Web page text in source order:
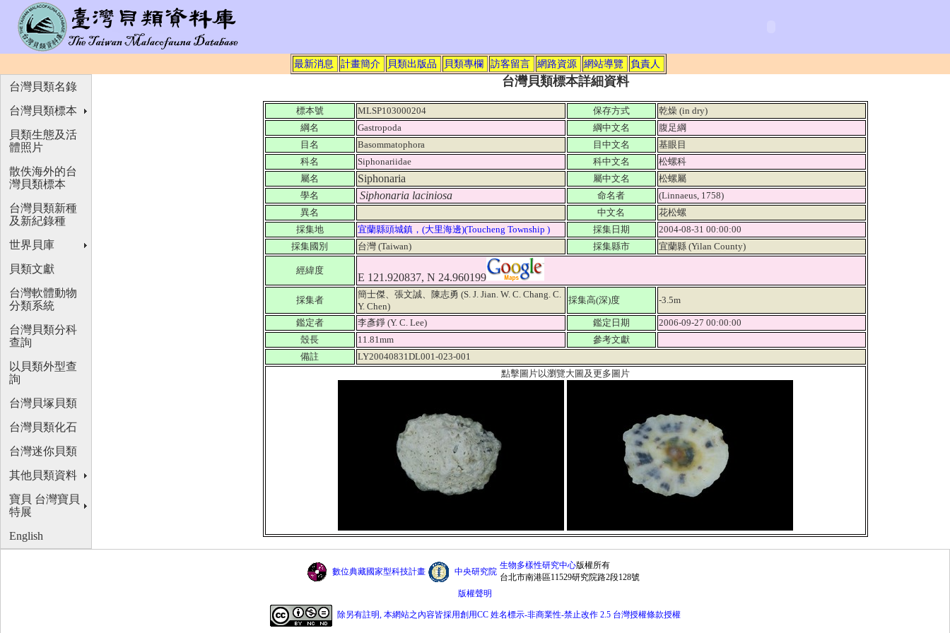
最新消息 計畫簡介 貝類出版品 貝類專欄 訪客留言 網路資源 網站導覽 負責人
台灣貝類標本詳細資料
標本號 MLSP103000204 保存方式
乾燥 (in dry)
綱名
Gastropoda 綱中文名
腹足綱
目名
Basommatophora 目中文名
基眼目
科名
Siphonariidae 科中文名
松螺科
屬名
Siphonaria 屬中文名
松螺屬
學名
Siphonaria laciniosa 命名者
(Linnaeus, 1758)
異名
中文名
花松螺
採集地
宜蘭縣頭城鎮，(大里海邊)(Toucheng Township ) 採集日期
2004-08-31 00:00:00
採集國別
台灣 (Taiwan) 採集縣市 宜蘭縣 (Yilan County)
經緯度
E 121.920837, N 24.960199
採集者
簡士傑、張文誠、陳志勇 (S. J. Jian. W. C. Chang. C.
Y. Chen)
採集高(深)度 -3.5m
鑑定者 李彥錚 (Y. C. Lee) 鑑定日期
2006-09-27 00:00:00
殼長
11.81mm
參考文獻
備註
LY20040831DL001-023-001
點擊圖片以瀏覽大圖及更多圖片
台灣貝類名錄
台灣貝類標本
貝類生態及活
體照片
散佚海外的台
灣貝類標本
台灣貝類新種
及新紀錄種
世界貝庫
貝類文獻
台灣軟體動物
分類系統
台灣貝類分科
查詢
以貝類外型查
詢
台灣貝塚貝類
台灣貝類化石
台灣迷你貝類
其他貝類資料
寶貝 台灣寶貝
特展
English
數位典藏國家型科技計畫 中央研究院
生物多樣性研究中心版權所有
台北市南港區11529研究院路2段128號
版權聲明
除另有註明, 本網站之內容皆採用創用CC 姓名標示-非商業性-禁止改作 2.5 台灣授權條款授權